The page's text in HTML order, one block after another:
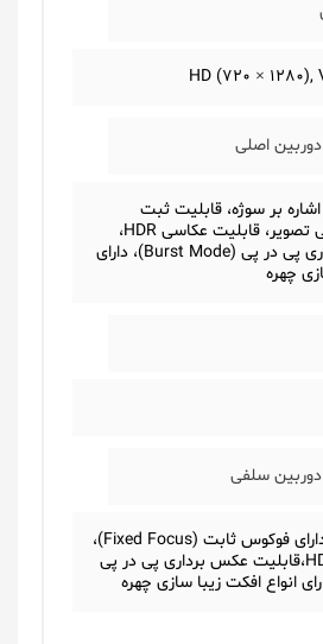
اصلی
بر سوژه، قابلیت ثبت
موقعیت جغرافیایی تصویر، قابلیت عکاسی HDR،
قابلیت عکس برداری پی در پی (Burst Mode)، دارای
چهره
سلفی
دارای فلش LED، دارای فوکوس ثابت (Fixed Focus)،
قابلیت عکاسی HDR،قابلیت عکس برداری پی در پی